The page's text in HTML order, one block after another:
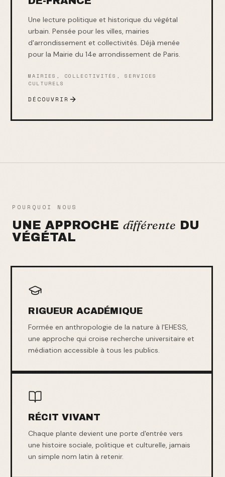
Une lecture politique et historique du végétal
urbain. Pensée pour les villes, mairies
d'arrondissement et collectivités. Déjà menée
pour la Mairie du 14e arrondissement de Paris.
MAIRIES, COLLECTIVITÉS, SERVICES
CULTURELS
DÉCOUVRIR
POURQUOI NOUS
UNE APPROCHE différente DU
VÉGÉTAL
RIGUEUR ACADÉMIQUE
Formée en anthropologie de la nature à l'EHESS,
une approche qui croise recherche universitaire et
médiation accessible à tous les publics.
RÉCIT VIVANT
Chaque plante devient une porte d'entrée vers
une histoire sociale, politique et culturelle, jamais
un simple nom latin à retenir.